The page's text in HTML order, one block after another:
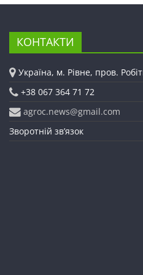
КОНТАКТИ
Україна, м. Рівне, пров.
+38 067 364 71 72
agroc.news@gmail.com
Зворотній зв’язок